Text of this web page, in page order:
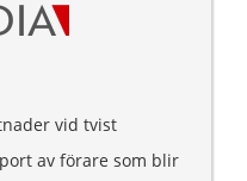
vid tvist
av förare som blir